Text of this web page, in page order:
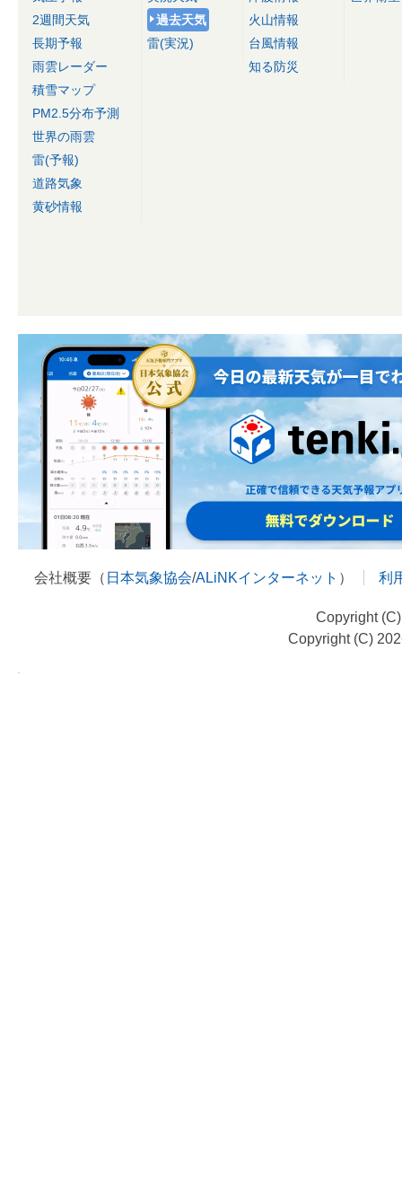
2週間天気
長期予報
雨雲レーダー
積雪マップ
PM2.5分布予測
世界の雨雲
雷(予報)
道路気象
黄砂情報
過去天気
雷(実況)
火山情報
台風情報
知る防災
会社概要（ 日本気象協会/ALiNKインターネット ） 利
Copyright
Copyright (C)